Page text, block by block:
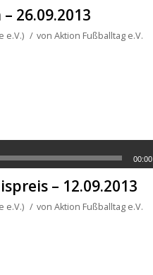
26.09.2013
e.V.) / von Aktion Fußballtag e.V.
00:00
– 12.09.2013
e.V.) / von Aktion Fußballtag e.V.